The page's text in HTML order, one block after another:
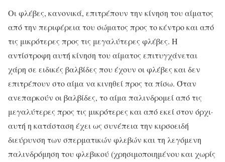
Οι φλέβες, κανονικά, επιτρέπουν την κίνηση του αίματος
από την περιφέρεια του σώματος προς το κέντρο και από
τις μικρότερες προς τις μεγαλύτερες φλέβες. Η
αντίστροφη αυτή κίνηση του αίματος επιτυγχάνεται
χάρη σε ειδικές βαλβίδες που έχουν οι φλέβες και δεν
επιτρέπουν στο αίμα να κινηθεί προς τα πίσω. Όταν
ανεπαρκούν οι βαλβίδες, το αίμα παλινδρομεί από τις
μεγαλύτερες προς τις μικρότερες και από εκεί στον όρχι·
αυτή η κατάσταση έχει ως συνέπεια την κιρσοειδή
διεύρυνση των σπερματικών φλεβών και τη λεγόμενη
παλινδρόμηση του φλεβικού (χρησιμοποιημένου και χωρίς